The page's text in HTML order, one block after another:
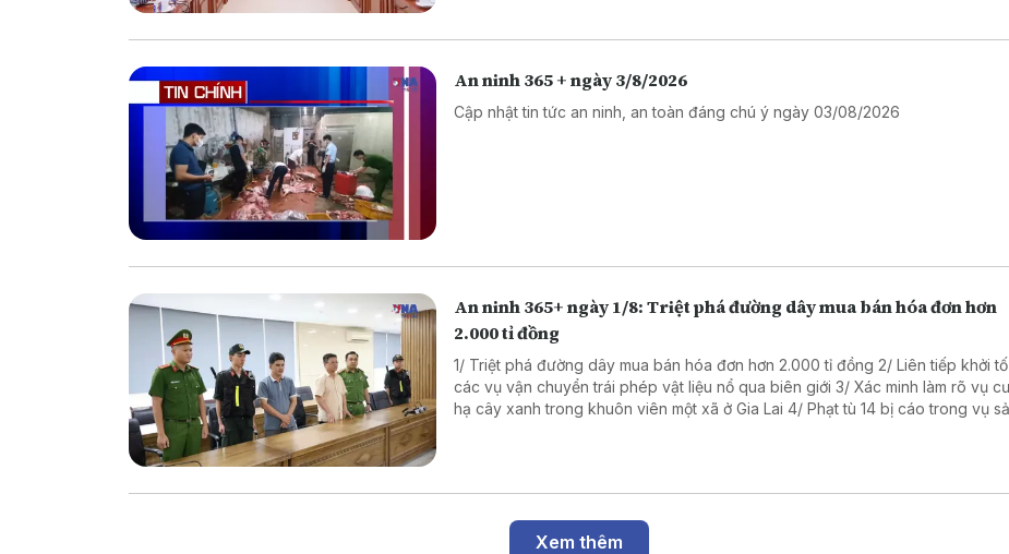
An ninh 365 + ngày 3/8/2026
Cập nhật tin tức an ninh, an toàn đáng chú ý ngày 03/08/2026
An ninh 365+ ngày 1/8: Triệt phá đường dây mua bán hóa đơn hơn
2.000 tỉ đồng
1/ Triệt phá đường dây mua bán hóa đơn hơn 2.000 tỉ đồng 2/ Liên tiếp khởi tố
các vụ vận chuyển trái phép vật liệu nổ qua biên giới 3/ Xác minh làm rõ vụ cưa
hạ cây xanh trong khuôn viên một xã ở Gia Lai 4/ Phạt tù 14 bị cáo trong vụ sản
Xem thêm